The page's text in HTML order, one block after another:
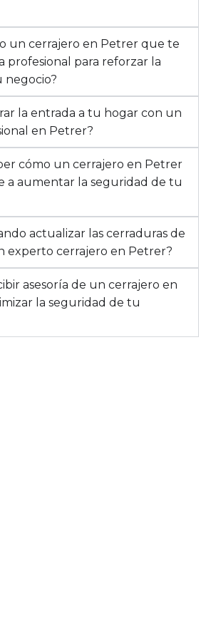
un cerrajero en Petrer que te
profesional para reforzar la
negocio?
la entrada a tu hogar con un
en Petrer?
cómo un cerrajero en Petrer
a aumentar la seguridad de tu
actualizar las cerraduras de
experto cerrajero en Petrer?
asesoría de un cerrajero en
la seguridad de tu